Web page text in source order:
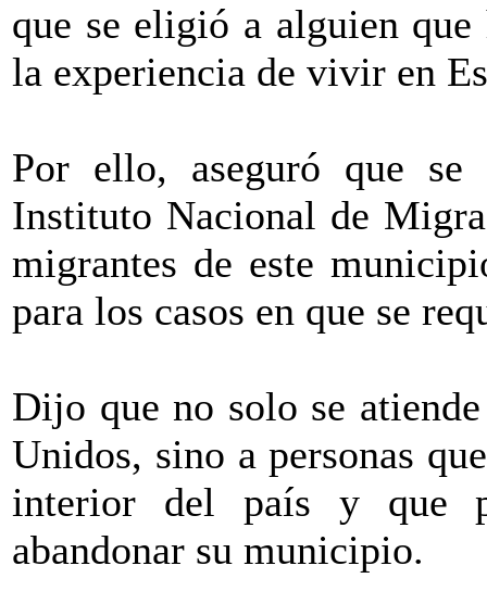
que se eligió a alguien
la experiencia de vivir en
Por ello, aseguró que se
Instituto Nacional de
migrantes de este
para los casos en que se
Dijo que no solo se
Unidos, sino a personas
interior del país y que
abandonar su municipio.